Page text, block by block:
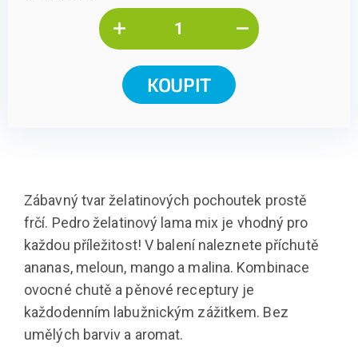
KOUPIT
Zábavný tvar želatinových pochoutek prostě
frčí. Pedro želatinový lama mix je vhodný pro
každou příležitost! V balení naleznete příchutě
ananas, meloun, mango a malina. Kombinace
ovocné chutě a pěnové receptury je
každodenním labužnickým zážitkem. Bez
umělých barviv a aromat.